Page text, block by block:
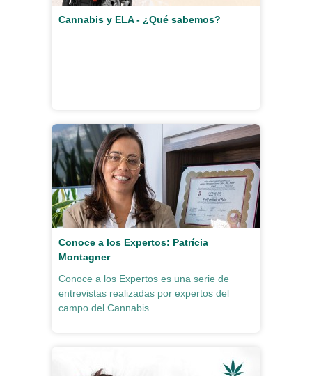
Cannabis y ELA - ¿Qué sabemos?
Conoce a los Expertos: Patrícia
Montagner
Conoce a los Expertos es una serie de
entrevistas realizadas por expertos del
campo del Cannabis...